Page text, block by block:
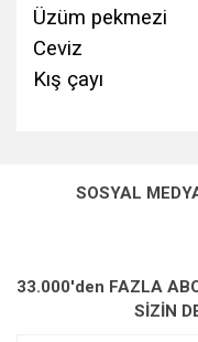
Üzüm pekmezi
Ceviz
Kış çayı
kullanarak tarafımıza
Görüş ve önerileriniz
Ürün
Ürün bilgilerinde
SOSYAL
33.000'den FAZLA
SİZİN